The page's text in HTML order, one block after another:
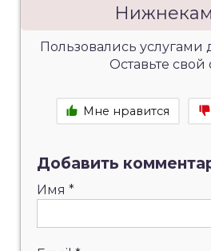
Пользовались
Оставьте свой
Мне нравится
Добавить
Имя *